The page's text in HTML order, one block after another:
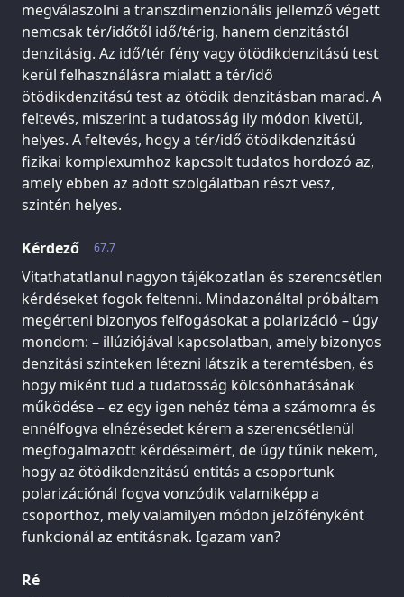
megválaszolni a transzdimenzionális jellemző végett
nemcsak tér/időtől idő/térig, hanem denzitástól
denzitásig. Az idő/tér fény vagy ötödikdenzitású test
kerül felhasználásra mialatt a tér/idő
ötödikdenzitású test az ötödik denzitásban marad. A
feltevés, miszerint a tudatosság ily módon kivetül,
helyes. A feltevés, hogy a tér/idő ötödikdenzitású
fizikai komplexumhoz kapcsolt tudatos hordozó az,
amely ebben az adott szolgálatban részt vesz,
szintén helyes.
67.7
Kérdező
Vitathatatlanul nagyon tájékozatlan és szerencsétlen
kérdéseket fogok feltenni. Mindazonáltal próbáltam
megérteni bizonyos felfogásokat a polarizáció – úgy
mondom: – illúziójával kapcsolatban, amely bizonyos
denzitási szinteken létezni látszik a teremtésben, és
hogy miként tud a tudatosság kölcsönhatásának
működése – ez egy igen nehéz téma a számomra és
ennélfogva elnézésedet kérem a szerencsétlenül
megfogalmazott kérdéseimért, de úgy tűnik nekem,
hogy az ötödikdenzitású entitás a csoportunk
polarizációnál fogva vonzódik valamiképp a
csoporthoz, mely valamilyen módon jelzőfényként
funkcionál az entitásnak. Igazam van?
Ré